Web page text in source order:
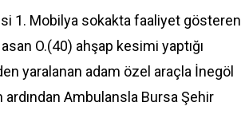
1. Mobilya sokakta faaliyet gösteren
O.(40) ahşap kesimi yaptığı
yaralanan adam özel araçla İnegöl
ardından Ambulansla Bursa Şehir